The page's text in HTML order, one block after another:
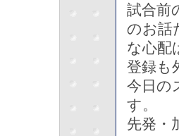
試合前
のお話
な心配
登録も
今日の
す。
先発・